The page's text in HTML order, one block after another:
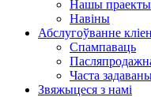
Нашы праекты
Навіны
Абслугоўванне
Спампаваць
Часта
Звяжыцеся з намі